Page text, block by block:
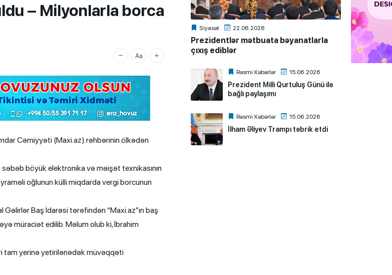
– Milyonlarla borca
Cəmiyyəti (Maxi.az) rəhbərinin ölkədən
böyük elektronika və məişət texnikasının
oğlunun külli miqdarda vergi borcunun
Baş İdarəsi tərəfindən “Maxi.az”ın baş
müraciət edilib. Məlum olub ki, İbrahim
tam yerinə yetirilənədək müvəqqəti
Siyasət 22.06.2026
Prezidentlər mətbuata bəyanatlarla
çıxış ediblər
Rəsmi Xəbərlər 15.06.2026
Prezident Milli Qurtuluş Günü ilə
bağlı paylaşımı
Rəsmi Xəbərlər 15.06.2026
İlham Əliyev Trampı təbrik etdi